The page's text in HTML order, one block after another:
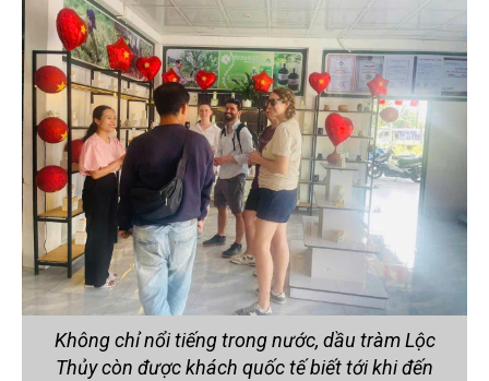
Không chỉ nổi tiếng trong nước, dầu tràm Lộc
Thủy còn được khách quốc tế biết tới khi đến